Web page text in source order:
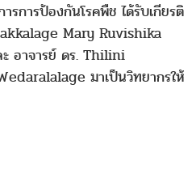
การป้องกันโรคพืช ได้รับเกียรติ
Mary Ruvishika
อาจารย์ ดร. Thilini
มาเป็นวิทยากรให้